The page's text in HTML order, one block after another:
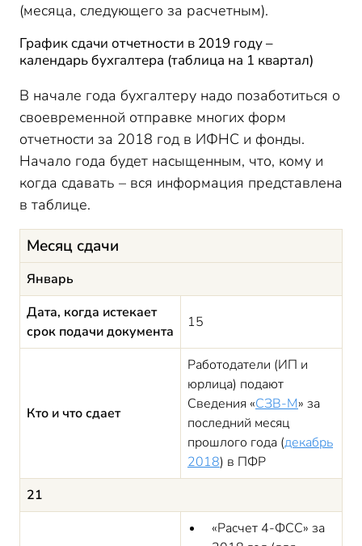
(месяца, следующего за расчетным).
График сдачи отчетности в 2019 году –
календарь бухгалтера (таблица на 1 квартал)
В начале года бухгалтеру надо позаботиться о
своевременной отправке многих форм
отчетности за 2018 год в ИФНС и фонды.
Начало года будет насыщенным, что, кому и
когда сдавать – вся информация представлена
в таблице.
Месяц сдачи
Январь
Дата, когда истекает
срок подачи документа
15
Кто и что сдает
Работодатели (ИП и
юрлица) подают
Сведения «СЗВ-М» за
последний месяц
прошлого года (декабрь
2018) в ПФР
21
«Расчет 4-ФСС» за